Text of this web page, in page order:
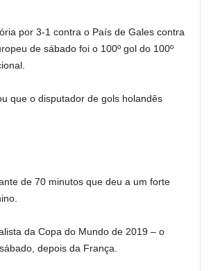
por 3-1 contra o País de Gales contra
de sábado foi o 100º gol do 100º
que o disputador de gols holandês
de 70 minutos que deu a um forte
da Copa do Mundo de 2019 – o
depois da França.